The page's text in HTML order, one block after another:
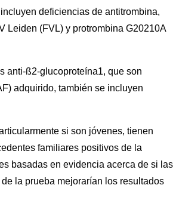
deficiencias de antitrombina,
Leiden (FVL) y protrombina G20210A
que son
adquirido, también se incluyen
si son jóvenes, tienen
familiares positivos de la
basadas en evidencia acerca de si las
la prueba mejorarían los resultados